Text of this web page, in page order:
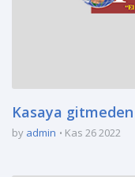
Kasaya
by admin Kas 26 2022